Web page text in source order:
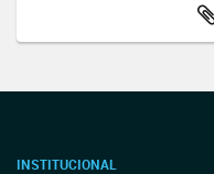
INSTITUCIONAL